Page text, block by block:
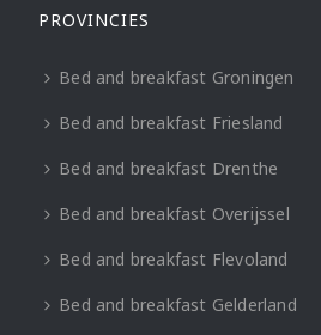
PROVINCIES
Bed and breakfast Groningen
Bed and breakfast Friesland
Bed and breakfast Drenthe
Bed and breakfast Overijssel
Bed and breakfast Flevoland
Bed and breakfast Gelderland